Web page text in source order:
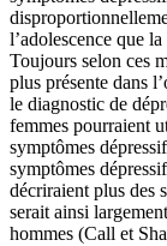
l’adolescence que
Toujours selon ces
plus présente dans
le diagnostic de
femmes pourraient
symptômes
symptômes
décriraient plus des
serait ainsi
hommes (Call et